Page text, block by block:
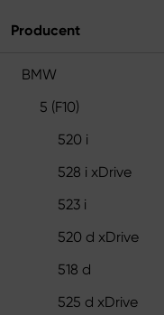
Producent
BMW
5 (F10)
520 i
528 i xDrive
523 i
520 d xDrive
518 d
525 d xDrive